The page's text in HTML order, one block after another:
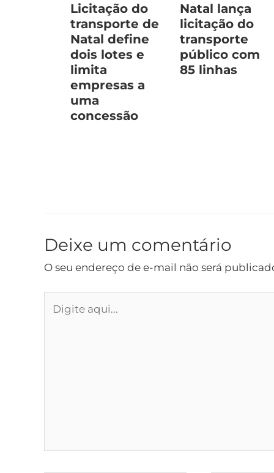
Licitação do
transporte de
Natal define
dois lotes e
limita
empresas a
uma
concessão
Natal lança
licitação do
transporte
público com
85 linhas
Deixe um comentário
O seu endereço de e-mail não será
aqui...